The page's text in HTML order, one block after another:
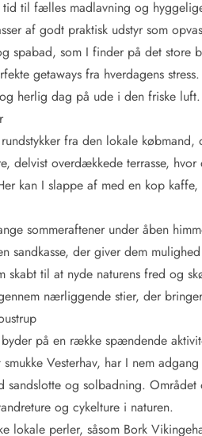
til fælles madlavning og
af godt praktisk udstyr som
spabad, som I finder på det store
getaways fra hverdagens
herlig dag på ude i den friske
fra den lokale
delvist overdækkede terrasse,
kan I slappe af med en kop
sommeraftener under åben
sandkasse, der giver dem
skabt til at nyde naturens fred og
nærliggende stier, der
på en række spændende
Vesterhav, har I nem
og solbadning.
og cykelture i naturen.
lokale perler, såsom Bork